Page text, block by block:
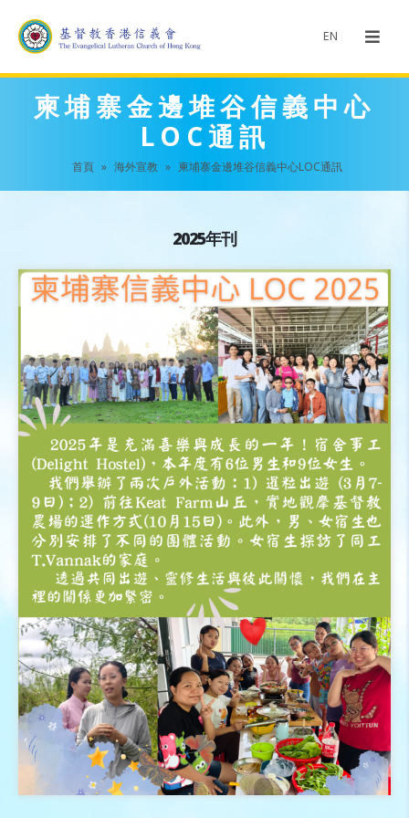
EN
柬埔寨金邊堆谷信義中心
LOC通訊
首頁 » 海外宣教 » 柬埔寨金邊堆谷信義中心LOC通訊
2025年刊